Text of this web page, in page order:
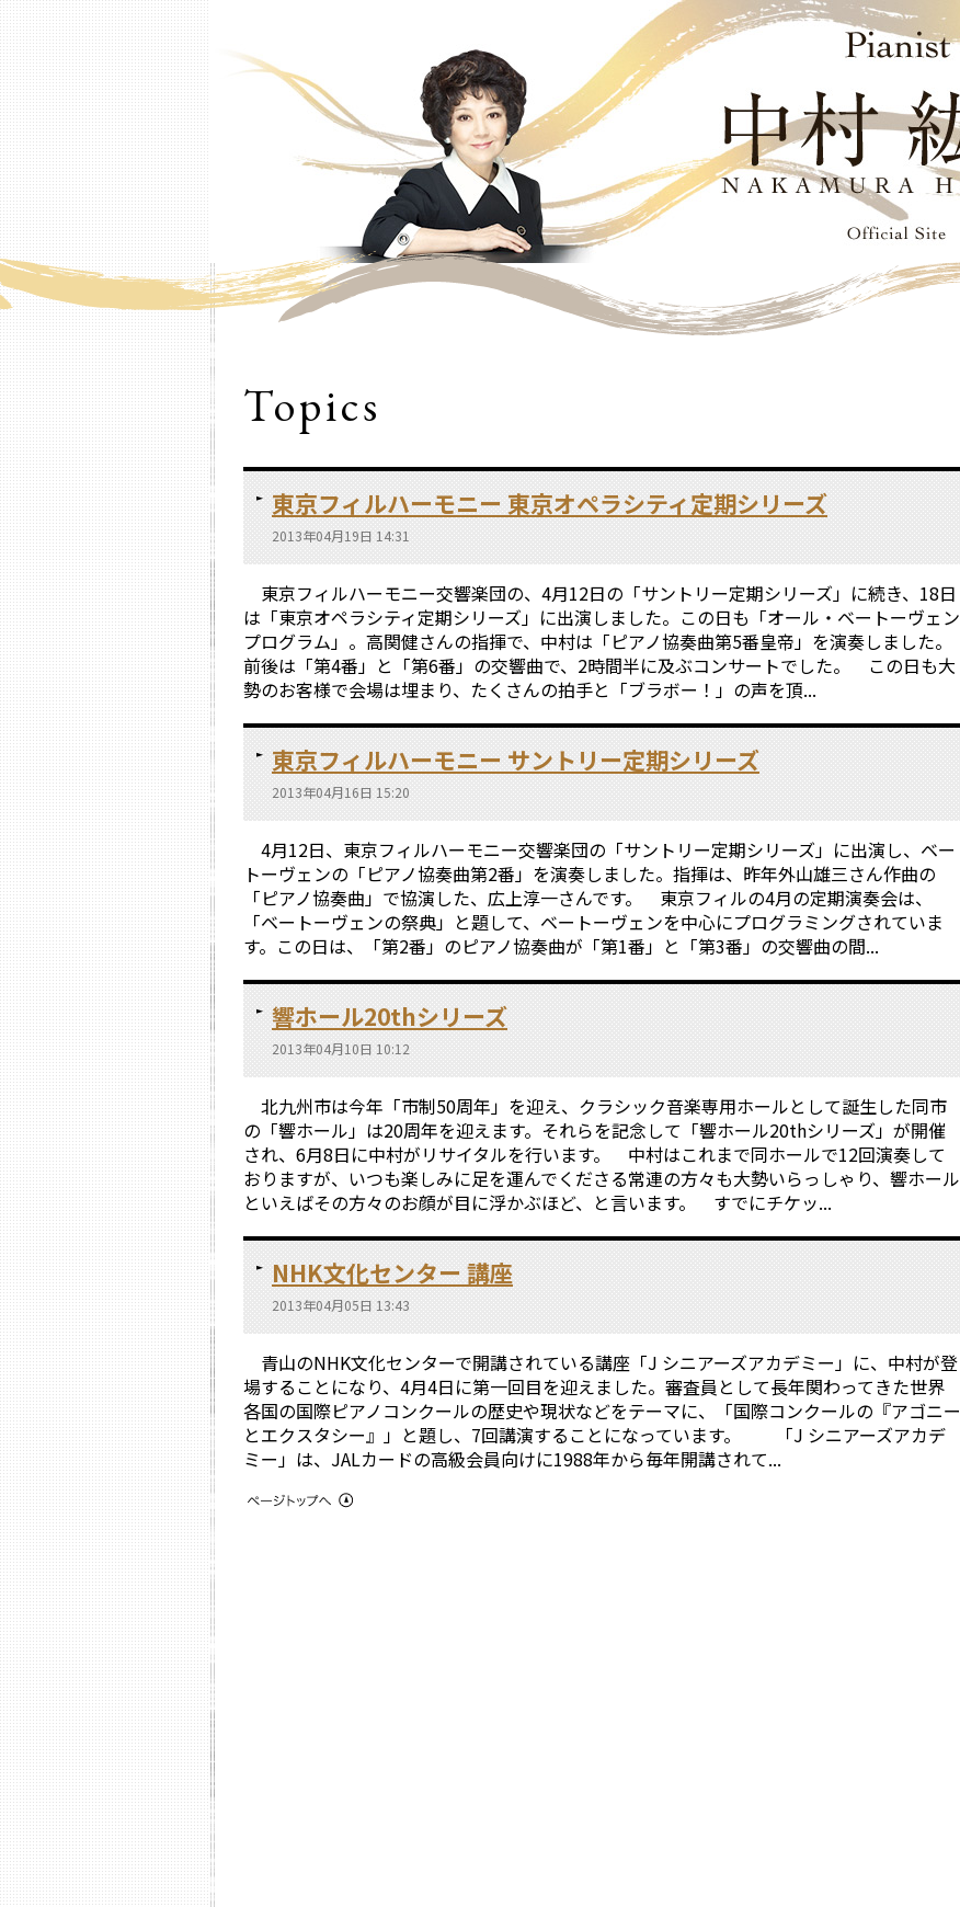
Topics
東京フィルハーモニー 東京オペラシティ定期シリーズ
2013年04月19日 14:31
東京フィルハーモニー交響楽団の、4月12日の「サントリー定期シリーズ」に続き、18日
は「東京オペラシティ定期シリーズ」に出演しました。この日も「オール・ベートーヴェン
プログラム」。高関健さんの指揮で、中村は「ピアノ協奏曲第5番皇帝」を演奏しました。
前後は「第4番」と「第6番」の交響曲で、2時間半に及ぶコンサートでした。 この日も大
勢のお客様で会場は埋まり、たくさんの拍手と「ブラボー！」の声を頂...
東京フィルハーモニー サントリー定期シリーズ
2013年04月16日 15:20
4月12日、東京フィルハーモニー交響楽団の「サントリー定期シリーズ」に出演し、ベー
トーヴェンの「ピアノ協奏曲第2番」を演奏しました。指揮は、昨年外山雄三さん作曲の
「ピアノ協奏曲」で協演した、広上淳一さんです。 東京フィルの4月の定期演奏会は、
「ベートーヴェンの祭典」と題して、ベートーヴェンを中心にプログラミングされていま
す。この日は、「第2番」のピアノ協奏曲が「第1番」と「第3番」の交響曲の間...
響ホール20thシリーズ
2013年04月10日 10:12
北九州市は今年「市制50周年」を迎え、クラシック音楽専用ホールとして誕生した同市
の「響ホール」は20周年を迎えます。それらを記念して「響ホール20thシリーズ」が開催
され、6月8日に中村がリサイタルを行います。 中村はこれまで同ホールで12回演奏して
おりますが、いつも楽しみに足を運んでくださる常連の方々も大勢いらっしゃり、響ホール
といえばその方々のお顔が目に浮かぶほど、と言います。 すでにチケッ...
NHK文化センター 講座
2013年04月05日 13:43
青山のNHK文化センターで開講されている講座「J シニアーズアカデミー」に、中村が登
場することになり、4月4日に第一回目を迎えました。審査員として長年関わってきた世界
各国の国際ピアノコンクールの歴史や現状などをテーマに、「国際コンクールの『アゴニー
とエクスタシー』」と題し、7回講演することになっています。 「J シニアーズアカデ
ミー」は、JALカードの高級会員向けに1988年から毎年開講されて...